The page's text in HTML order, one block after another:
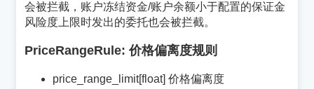
会被拦截，账户冻结资金/账户余额小于配置的保证金
风险度上限时发出的委托也会被拦截。
PriceRangeRule: 价格偏离度规则
price_range_limit[float] 价格偏离度